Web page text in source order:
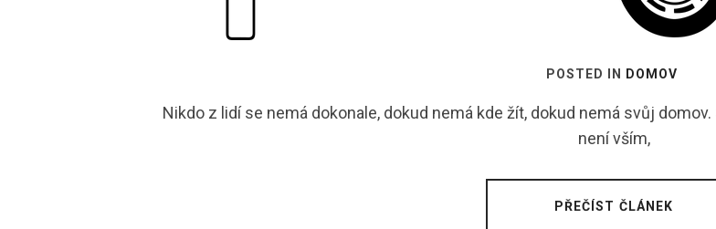
POSTED IN DOMOV
Nikdo z lidí se nemá dokonale, dokud nemá kde žít, dokud nemá svůj
není vším,
PŘEČÍST ČLÁNEK